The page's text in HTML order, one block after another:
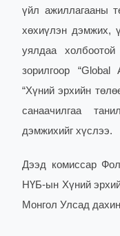
үйл ажиллагааны
хөхиүлэн дэмжих,
уялдаа
зорилгоор
“Хүний эрхийн
санаачилгаа
дэмжихийг хүслээ.
Дээд комиссар
НҮБ-ын Хүний
Монгол Улсад